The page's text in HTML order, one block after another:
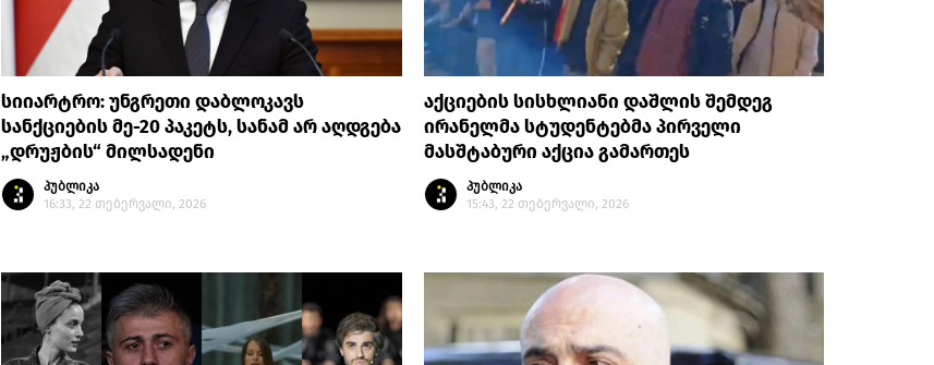
სიიარტრო: უნგრეთი დაბლოკავს
სანქციების მე-20 პაკეტს, სანამ არ აღდგება
„დრუჟბის“ მილსადენი
პუბლიკა
16:33, 22 თებერვალი, 2026
აქციების სისხლიანი დაშლის შემდეგ
ირანელმა სტუდენტებმა პირველი
მასშტაბური აქცია გამართეს
პუბლიკა
15:43, 22 თებერვალი, 2026